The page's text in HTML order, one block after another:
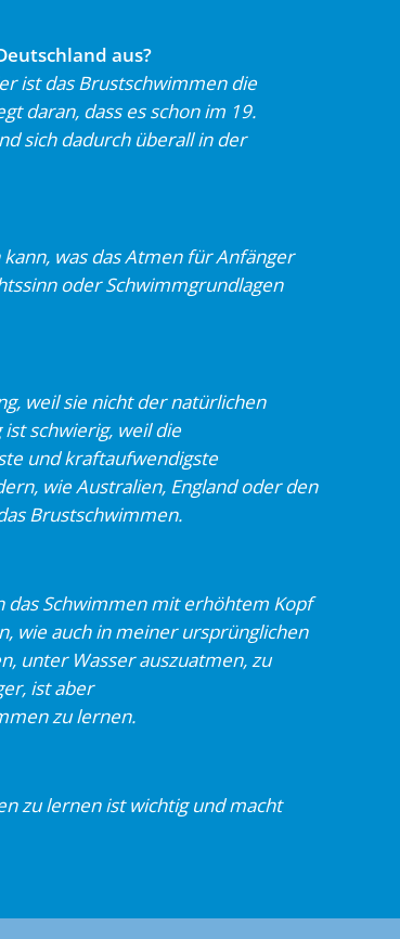
aus?
ist das Brustschwimmen die
daran, dass es schon im 19.
sich dadurch überall in der
was das Atmen fürAnfänger
oderSchwimmgrundlagen
weil sie nicht dernatürlichen
schwierig, weil die
und kraftaufwendigste
wie Australien, England oder den
Brustschwimmen.
das Schwimmen miterhöhtem Kopf
wie auch in meinerursprünglichen
unter Wasserauszuatmen, zu
ist aber
zu lernen.
zu lernen ist wichtig und macht